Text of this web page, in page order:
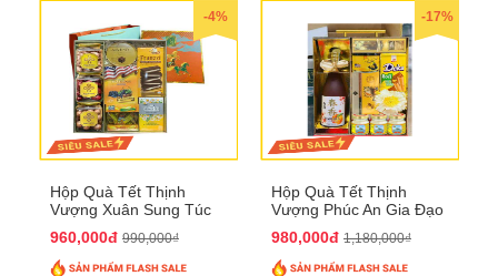
-4%
Hộp Quà Tết Thịnh
Vượng Xuân Sung Túc
960,000đ 990,000₫
-17%
Hộp Quà Tết Thịnh
Vượng Phúc An Gia Đạo
980,000đ 1,180,000₫